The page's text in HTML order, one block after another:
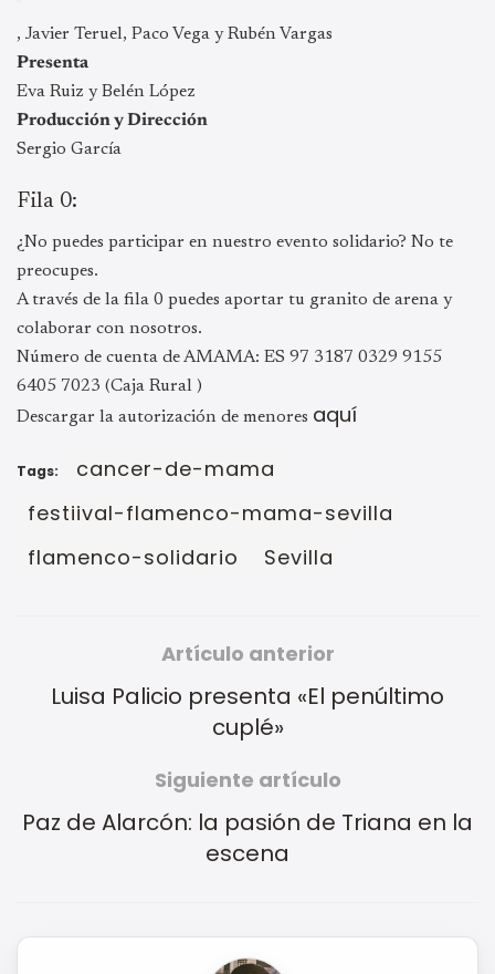
, Javier Teruel, Paco Vega y Rubén Vargas
Presenta
Eva Ruiz y Belén López
Producción y Dirección
Sergio García
Fila 0:
¿No puedes participar en nuestro evento solidario? No te
preocupes.
A través de la fila 0 puedes aportar tu granito de arena y
colaborar con nosotros.
Número de cuenta de AMAMA: ES 97 3187 0329 9155
6405 7023 (Caja Rural )
Descargar la autorización de menores aquí
Tags:
cancer-de-mama
festiival-flamenco-mama-sevilla
flamenco-solidario
Sevilla
Artículo anterior
Luisa Palicio presenta «El penúltimo
cuplé»
Siguiente artículo
Paz de Alarcón: la pasión de Triana en la
escena